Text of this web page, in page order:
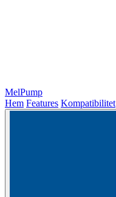
MelPump
Hem Features Kompatibilitet